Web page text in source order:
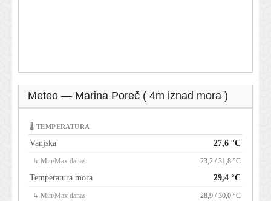
Meteo — Marina Poreč ( 4m iznad mora )
🌡 TEMPERATURA
Vanjska 27,6 °C
↳ Min/Max danas 23,2 / 31,8 °C
Temperatura mora 29,4 °C
↳ Min/Max danas 28,9 / 30,0 °C